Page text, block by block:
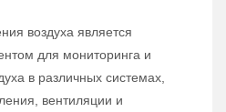
воздуха является
для мониторинга и
в различных системах,
вентиляции и